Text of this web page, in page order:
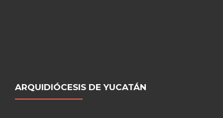
ARQUIDIÓCESIS DE YUCATÁN